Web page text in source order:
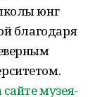
юнг
благодаря
сайте музея-